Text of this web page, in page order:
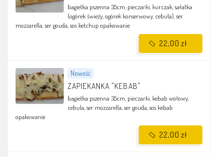
bagietka pszenna 35cm, pieczarki, kurczak, sałatka
(ogórek świeży, ogórek konserwowy, cebula), ser
mozzarella, ser gouda, sos ketchup opakowanie
Nowość
ZAPIEKANKA "KEBAB"
bagietka pszenna 35cm, pieczarki, kebab wołowy,
cebula, ser mozzarella, ser gouda, sos kebab
opakowanie